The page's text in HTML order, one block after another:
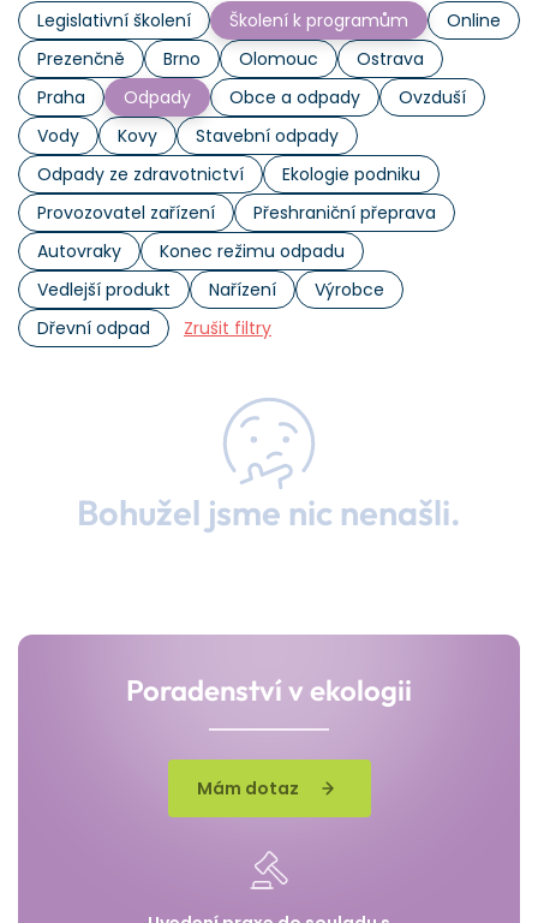
Legislativní školení Školení k programům
Online
Prezenčně
Brno Olomouc
Ostrava
Praha
Odpady Obce a odpady
Ovzduší
Vody
Kovy
Stavební odpady
Odpady ze zdravotnictví
Ekologie podniku
Provozovatel zařízení
Přeshraniční přeprava
Autovraky
Konec režimu odpadu
Vedlejší produkt
Nařízení
Výrobce
Dřevní odpad
Zrušit filtry
Bohužel jsme nic nenašli.
Poradenství v ekologii
Mám dotaz